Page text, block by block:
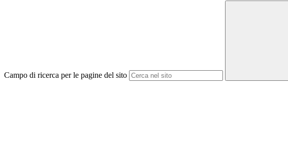
Campo di ricerca per le pagine del sito